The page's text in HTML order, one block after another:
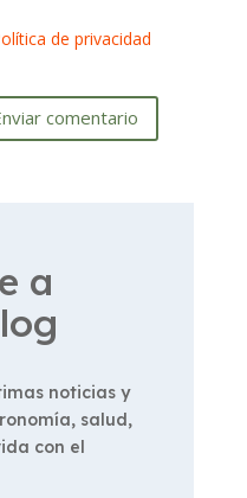
de privacidad
comentario
a
noticias y
salud,
con el